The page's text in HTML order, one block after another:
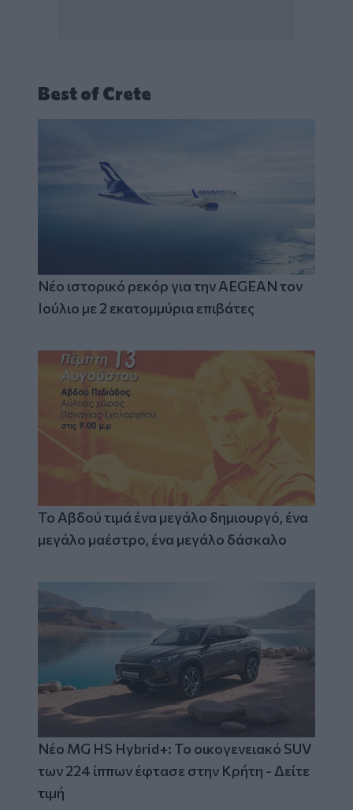
Best of Crete
Νέο ιστορικό ρεκόρ για την AEGEAN τον
Ιούλιο με 2 εκατομμύρια επιβάτες
Το Αβδού τιμά ένα μεγάλο δημιουργό, ένα
μεγάλο μαέστρο, ένα μεγάλο δάσκαλο
Νέο MG HS Hybrid+: Το οικογενειακό SUV
των 224 ίππων έφτασε στην Κρήτη - Δείτε
τιμή